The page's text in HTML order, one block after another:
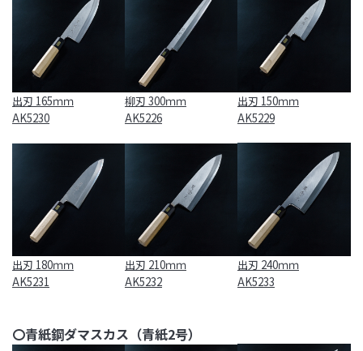
出刃 165ｍｍ
AK5230
柳刃 300ｍｍ
AK5226
出刃 150ｍｍ
AK5229
出刃 180ｍｍ
AK5231
出刃 210ｍｍ
AK5232
出刃 240ｍｍ
AK5233
〇青紙鋼ダマスカス（青紙2号）